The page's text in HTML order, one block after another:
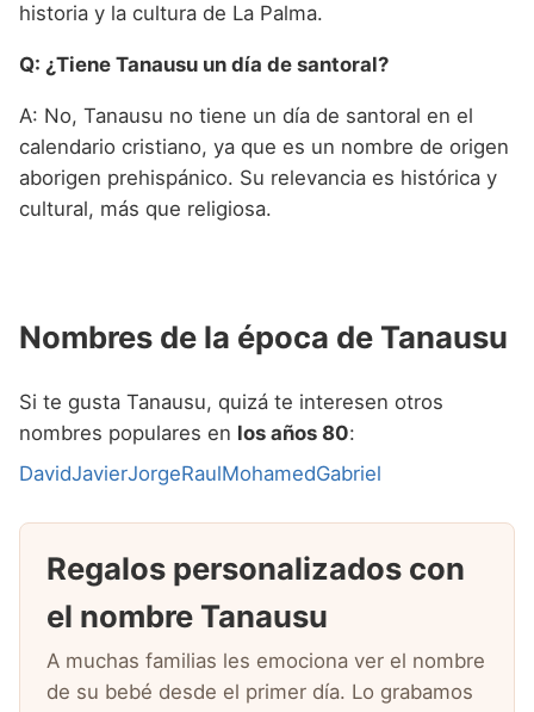
historia y la cultura de La Palma.
Q: ¿Tiene Tanausu un día de santoral?
A: No, Tanausu no tiene un día de santoral en el
calendario cristiano, ya que es un nombre de origen
aborigen prehispánico. Su relevancia es histórica y
cultural, más que religiosa.
Nombres de la época de Tanausu
Si te gusta Tanausu, quizá te interesen otros
nombres populares en los años 80:
DavidJavierJorgeRaulMohamedGabriel
Regalos personalizados con
el nombre Tanausu
A muchas familias les emociona ver el nombre
de su bebé desde el primer día. Lo grabamos